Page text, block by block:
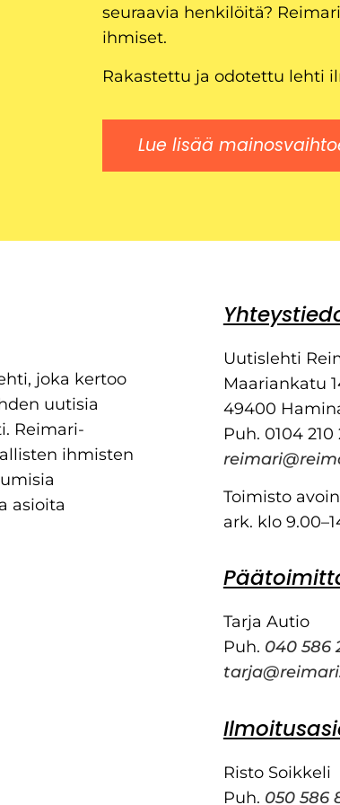
seuraavia henkilöitä?
ihmiset.
Rakastettu ja odotettu lehti
Lue lisää
joka kertoo
uutisia
Reimari-
ihmisten
asioita
Uutislehti
Maariankatu
49400
Puh. 0104 210
Toimisto
ark. klo
Tarja Autio
Puh. 040 586
Risto Soikkeli
Puh. 050 586